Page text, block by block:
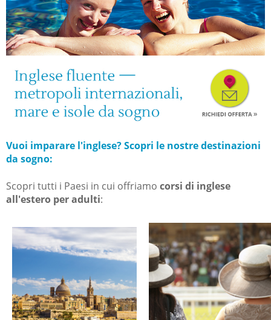
Vuoi imparare l'inglese? Scopri le nostre destinazioni
da sogno:
Scopri tutti i Paesi in cui offriamo corsi di inglese
all'estero per adulti: